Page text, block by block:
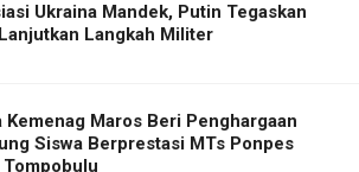
Ukraina Mandek, Putin Tegaskan
Langkah Militer
Kemenag Maros Beri Penghargaan
Siswa Berprestasi MTs Ponpes